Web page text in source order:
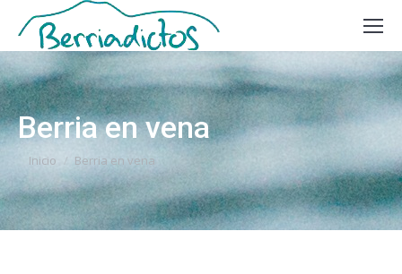
Berria en vena
Estás aquí:
Inicio Berria en vena